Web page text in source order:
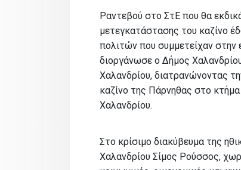
Ραντεβού στο ΣτΕ που θα
μετεγκατάστασης του καζίνο
πολιτών που συμμετείχαν στην
διοργάνωσε ο Δήμος
Χαλανδρίου, διατρανώνοντας
καζίνο της Πάρνηθας στο
Χαλανδρίου.
Στο κρίσιμο διακύβευμα της
Χαλανδρίου Σίμος Ρούσσος,